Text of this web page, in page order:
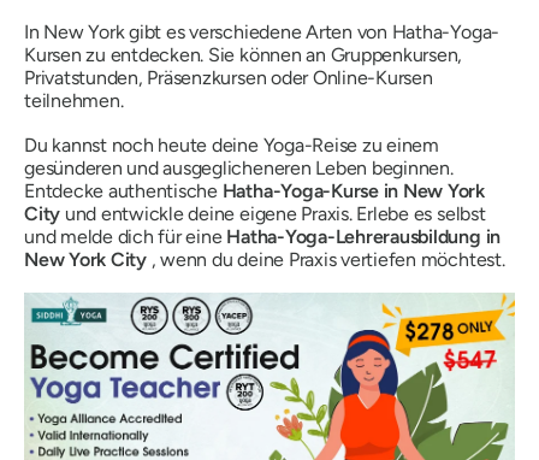
In New York gibt es verschiedene Arten von Hatha-Yoga-
Kursen zu entdecken. Sie können an Gruppenkursen,
Privatstunden, Präsenzkursen oder Online-Kursen
teilnehmen.
Du kannst noch heute deine Yoga-Reise zu einem
gesünderen und ausgeglicheneren Leben beginnen.
Entdecke authentische Hatha-Yoga-Kurse in New York
City und entwickle deine eigene Praxis. Erlebe es selbst
und melde dich für eine Hatha-Yoga-Lehrerausbildung in
New York City , wenn du deine Praxis vertiefen möchtest.